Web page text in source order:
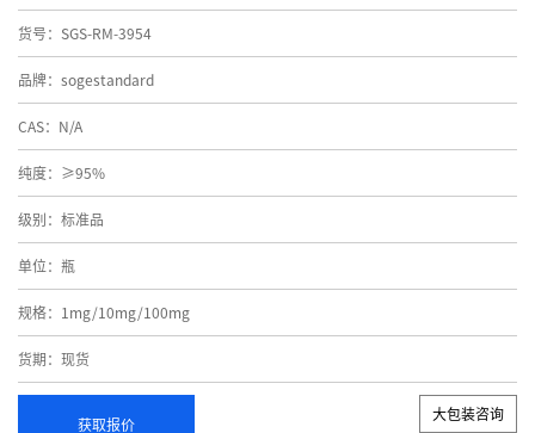
货号：SGS-RM-3954
品牌：sogestandard
CAS：N/A
纯度：≥95%
级别：标准品
单位：瓶
规格：1mg/10mg/100mg
货期：现货
获取报价
大包装咨询